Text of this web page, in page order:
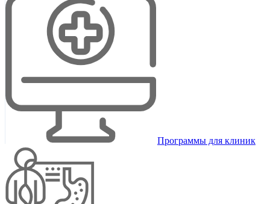
Программы для клиник